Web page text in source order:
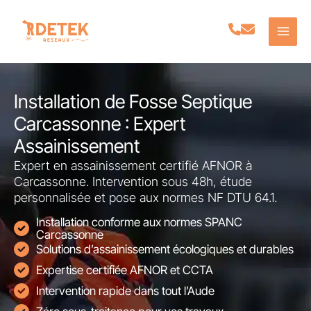
contenu
Installation de Fosse Septique
Carcassonne : Expert
Assainissement
Expert en assainissement certifié AFNOR à
Carcassonne. Intervention sous 48h, étude
personnalisée et pose aux normes NF DTU 64.1.
Installation conforme aux normes SPANC
Carcassonne
Solutions d’assainissement écologiques et durables
Expertise certifiée AFNOR et CCTA
Intervention rapide dans tout l’Aude